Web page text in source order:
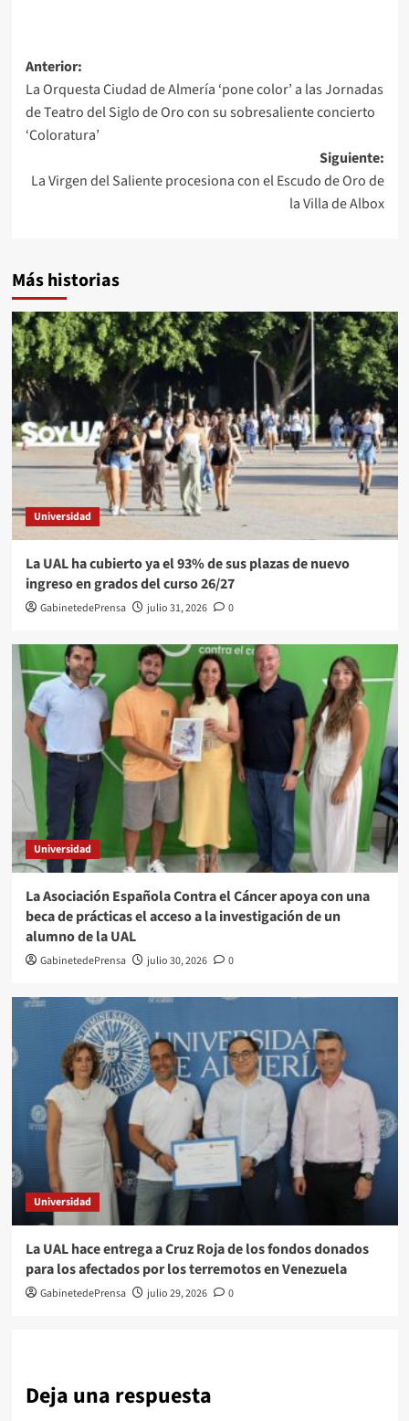
Navegación
de
entradas
Anterior:
La Orquesta Ciudad de Almería ‘pone color’ a las Jornadas
de Teatro del Siglo de Oro con su sobresaliente concierto
‘Coloratura’
Siguiente:
La Virgen del Saliente procesiona con el Escudo de Oro de
la Villa de Albox
Más historias
Universidad
La UAL ha cubierto ya el 93% de sus plazas de nuevo
ingreso en grados del curso 26/27
GabinetedePrensa julio 31, 2026 0
Universidad
La Asociación Española Contra el Cáncer apoya con una
beca de prácticas el acceso a la investigación de un
alumno de la UAL
GabinetedePrensa julio 30, 2026 0
Universidad
La UAL hace entrega a Cruz Roja de los fondos donados
para los afectados por los terremotos en Venezuela
GabinetedePrensa julio 29, 2026 0
Deja una respuesta